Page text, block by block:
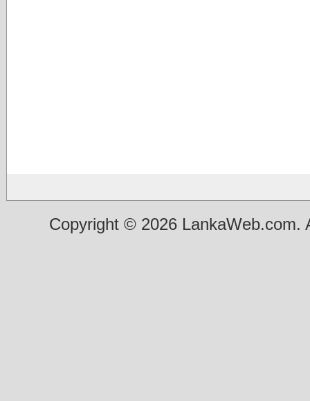
Copyright © 2026 LankaWeb.com.